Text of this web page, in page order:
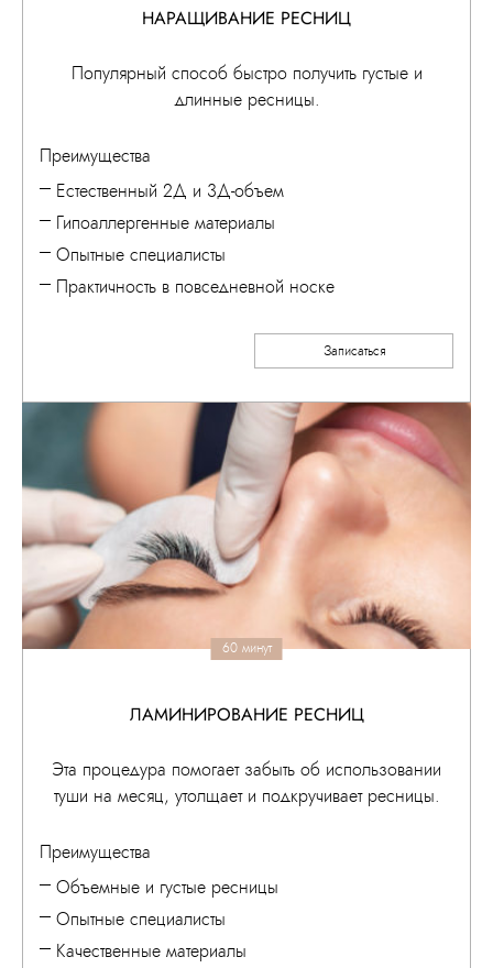
НАРАЩИВАНИЕ РЕСНИЦ
Популярный способ быстро получить густые и
длинные ресницы.
Преимущества
Естественный 2Д и 3Д-объем
Гипоаллергенные материалы
Опытные специалисты
Практичность в повседневной носке
Записаться
60 минут
ЛАМИНИРОВАНИЕ РЕСНИЦ
Эта процедура помогает забыть об использовании
туши на месяц, утолщает и подкручивает ресницы.
Преимущества
Объемные и густые ресницы
Опытные специалисты
Качественные материалы